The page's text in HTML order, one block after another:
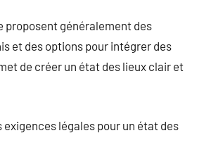
proposent généralement des
et des options pour intégrer des
de créer un état des lieux clair et
exigences légales pour un état des